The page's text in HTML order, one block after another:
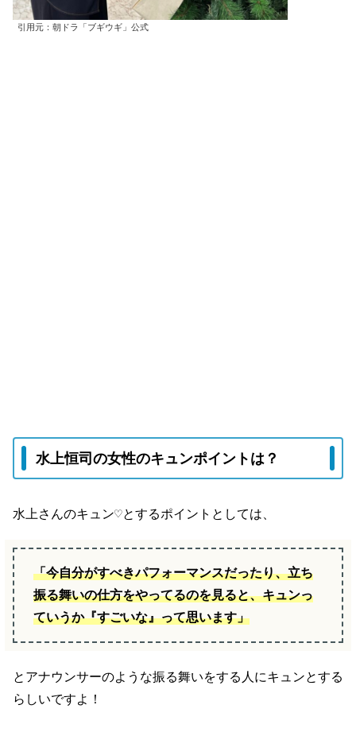
引用元：朝ドラ「ブギウギ」公式
水上恒司の女性のキュンポイントは？
水上さんのキュン♡とするポイントとしては、
「今自分がすべきパフォーマンスだったり、立ち
振る舞いの仕方をやってるのを見ると、キュンっ
ていうか『すごいな』って思います」
とアナウンサーのような振る舞いをする人にキュンとする
らしいですよ！